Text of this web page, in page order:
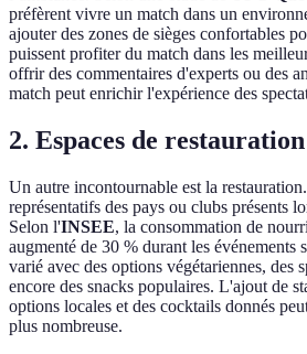
préfèrent vivre un match dans un
ajouter des zones de sièges confortables
puissent profiter du match dans les
offrir des commentaires d'experts ou des
match peut enrichir l'expérience des
2. Espaces de
Un autre incontournable est la
représentatifs des pays ou clubs présents
Selon l'INSEE, la consommation de
augmenté de 30 % durant les événements
varié avec des options végétariennes, des
encore des snacks populaires. L'ajout de
options locales et des cocktails donnés
plus nombreuse.